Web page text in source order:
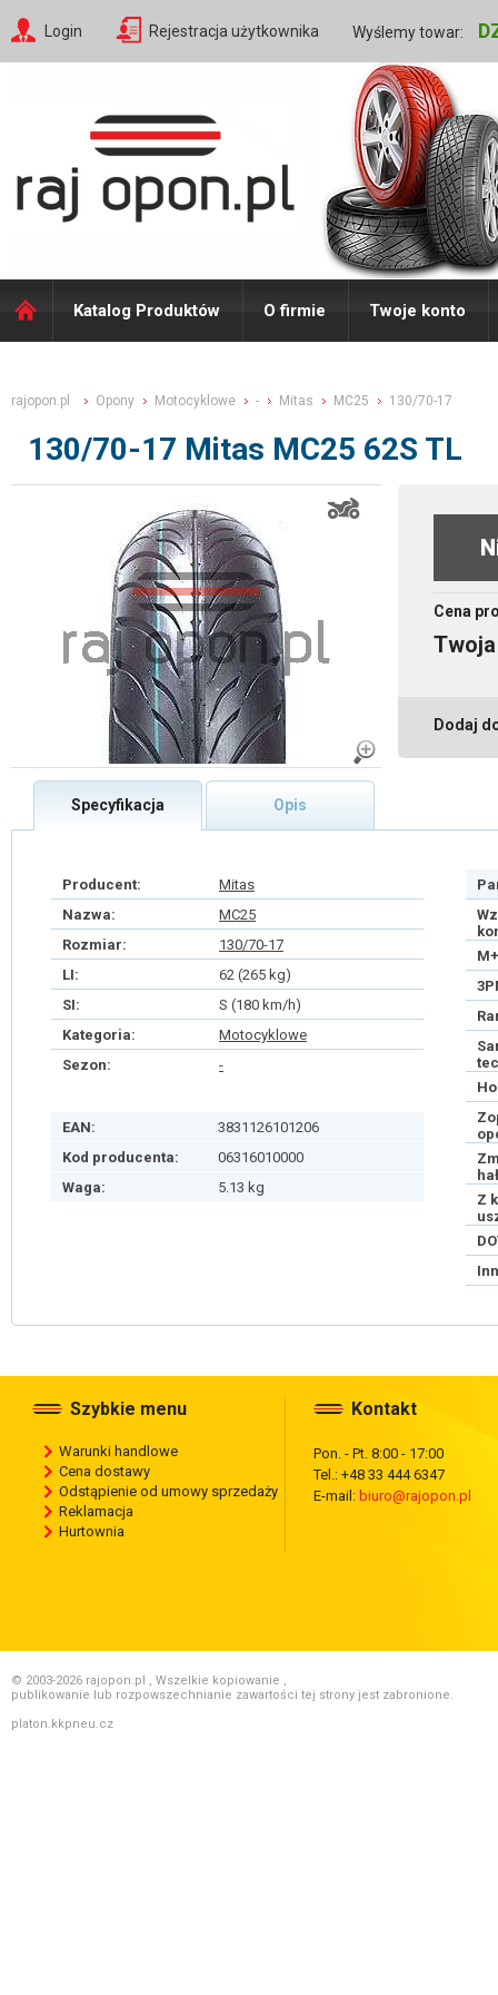
Login Rejestracja użytkownika Wyślemy towar:
Katalog Produktów O firmie Twoje konto
rajopon.pl Opony Motocyklowe - Mitas MC25 130/70-17
130/70-17 Mitas MC25 62S TL
Cena
Dodaj
Specyfikacja Opis
Producent:
Mitas
Nazwa:
MC25
Rozmiar:
130/70-17
LI:
62 (265 kg)
SI:
S (180 km/h)
Kategoria:
Motocyklowe
Sezon:
-
EAN:
3831126101206
Kod producenta:
06316010000
Waga:
5.13 kg
Z
Szybkie menu
Warunki handlowe
Cena dostawy
Odstąpienie od umowy sprzedaży
Reklamacja
Hurtownia
Kontakt
Pon. - Pt. 8:00 - 17:00
Tel.: +48 33 444 6347
E-mail: biuro@rajopon.pl
© 2003-2026 rajopon.pl , Wszelkie kopiowanie ,
publikowanie lub rozpowszechnianie zawartości tej strony jest zabronione.
platon.kkpneu.cz